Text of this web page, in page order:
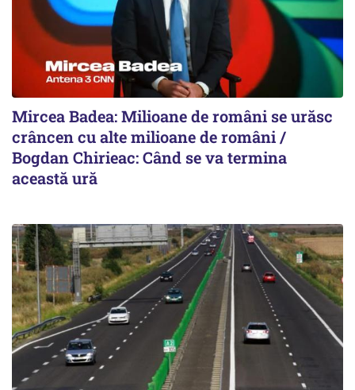
Mircea Badea: Milioane de români se urăsc
crâncen cu alte milioane de români /
Bogdan Chirieac: Când se va termina
această ură